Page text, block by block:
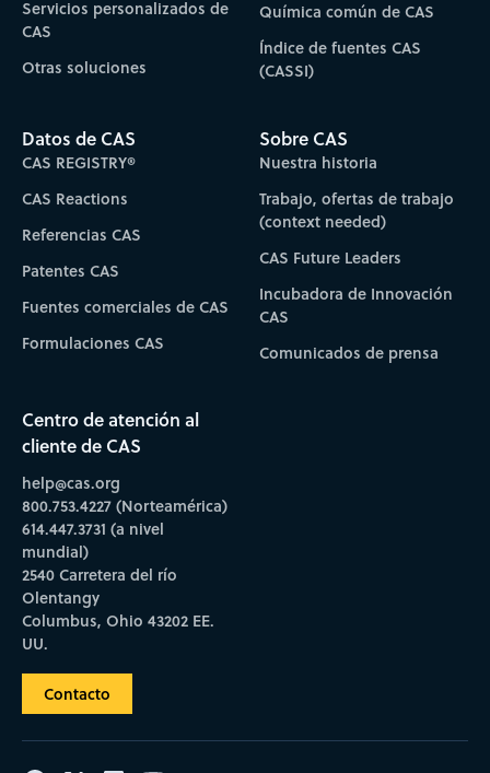
Servicios personalizados de
CAS
Otras soluciones
Química común de CAS
Índice de fuentes CAS
(CASSI)
Datos de CAS
CAS REGISTRY®
CAS Reactions
Referencias CAS
Patentes CAS
Fuentes comerciales de CAS
Formulaciones CAS
Sobre CAS
Nuestra historia
Trabajo, ofertas de trabajo
(context needed)
CAS Future Leaders
Incubadora de Innovación
CAS
Comunicados de prensa
Centro de atención al
cliente de CAS
help@cas.org
800.753.4227 (Norteamérica)
614.447.3731 (a nivel
mundial)
2540 Carretera del río
Olentangy
Columbus, Ohio 43202 EE.
UU.
Contacto